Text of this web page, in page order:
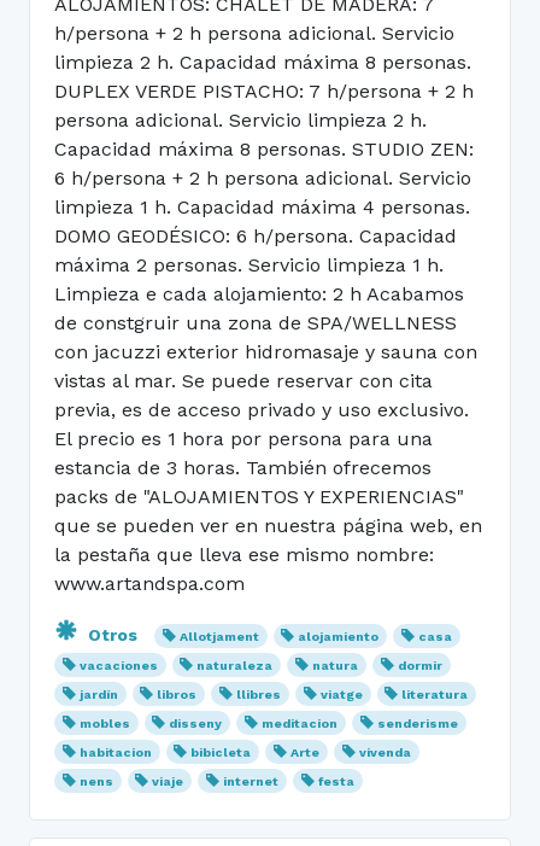
h/persona + 2 h persona adicional. Servicio
limpieza 2 h. Capacidad máxima 8 personas.
DUPLEX VERDE PISTACHO: 7 h/persona + 2 h
persona adicional. Servicio limpieza 2 h.
Capacidad máxima 8 personas. STUDIO ZEN:
6 h/persona + 2 h persona adicional. Servicio
limpieza 1 h. Capacidad máxima 4 personas.
DOMO GEODÉSICO: 6 h/persona. Capacidad
máxima 2 personas. Servicio limpieza 1 h.
Limpieza e cada alojamiento: 2 h Acabamos
de constgruir una zona de SPA/WELLNESS
con jacuzzi exterior hidromasaje y sauna con
vistas al mar. Se puede reservar con cita
previa, es de acceso privado y uso exclusivo.
El precio es 1 hora por persona para una
estancia de 3 horas. También ofrecemos
packs de "ALOJAMIENTOS Y EXPERIENCIAS"
que se pueden ver en nuestra página web, en
la pestaña que lleva ese mismo nombre:
www.artandspa.com
Otros Allotjament alojamiento
casa
vacaciones
naturaleza natura
dormir
jardín
libros llibres viatge
literatura
mobles
disseny meditacion
senderisme
habitacion
bibicleta Arte
vivenda
nens
viaje internet festa